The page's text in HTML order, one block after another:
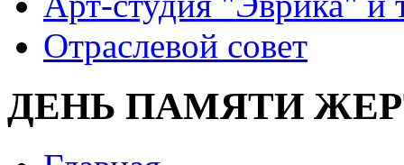
Отраслевой совет
ДЕНЬ ПАМЯТИ